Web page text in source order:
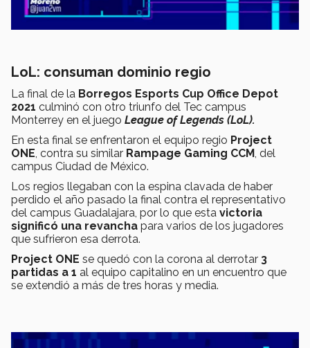
LoL: consuman dominio regio
La final de la Borregos Esports Cup Office Depot
2021 culminó con otro triunfo del Tec campus
Monterrey en el juego League of Legends (LoL).
En esta final se enfrentaron el equipo regio Project
ONE , contra su similar Rampage Gaming CCM , del
campus Ciudad de México.
Los regios llegaban con la espina clavada de haber
perdido el año pasado la final contra el representativo
del campus Guadalajara, por lo que esta victoria
significó una revancha para varios de los jugadores
que sufrieron esa derrota.
Project ONE se quedó con la corona al derrotar 3
partidas a 1 al equipo capitalino en un encuentro que
se extendió a más de tres horas y media.